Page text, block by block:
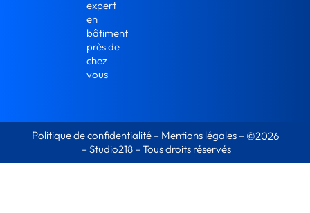
expert
en
bâtiment
près de
chez
vous
Politique de confidentialité – Mentions légales– ©2026
– Studio218– Tous droits réservés